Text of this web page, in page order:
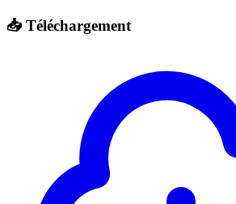
📥 Téléchargement